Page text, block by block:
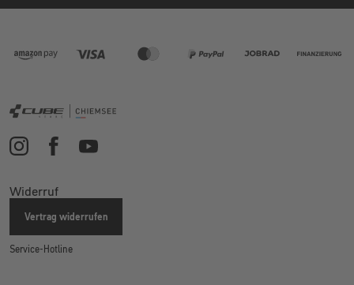
Widerruf
Vertrag widerrufen
Service-Hotline